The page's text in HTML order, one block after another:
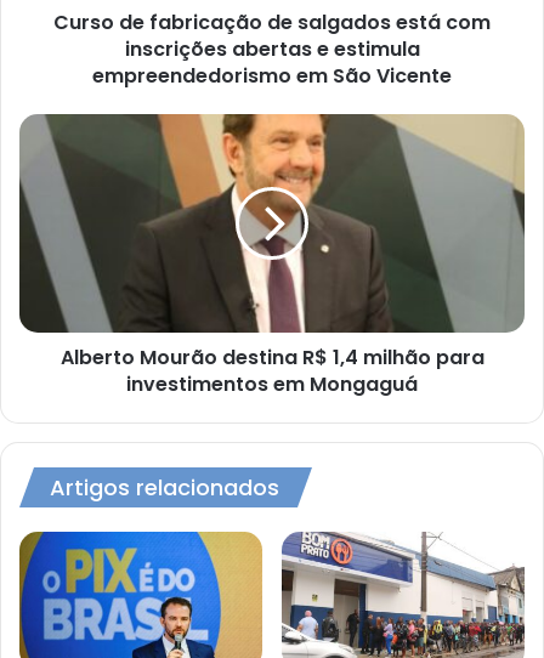
empreendedorismo
São
Vicente
Curso de fabricação de salgados está com
inscrições abertas e estimula
empreendedorismo em São Vicente
Alberto
Mourão
destina
R$
1,4
milhão
para
investimentos
em
Mongaguá
Alberto Mourão destina R$ 1,4 milhão para
investimentos em Mongaguá
Artigos relacionados